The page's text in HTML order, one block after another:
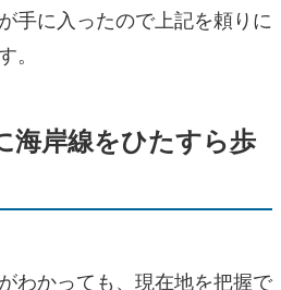
手に入ったので上記を頼りに
。
海岸線をひたすら歩
わかっても、現在地を把握で